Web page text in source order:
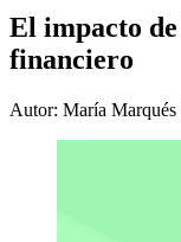
El impacto
financiero
Autor: María Marqués